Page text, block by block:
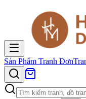
Sản Phẩm Tranh Đơn